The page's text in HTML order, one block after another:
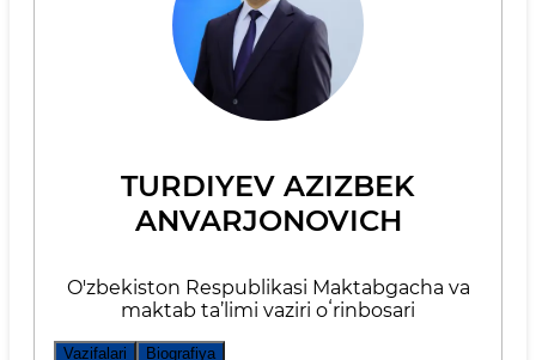
TURDIYEV AZIZBEK
ANVARJONOVICH
O'zbekiston Respublikasi Maktabgacha va
maktab ta’limi vaziri oʻrinbosari
Vazifalari Biografiya